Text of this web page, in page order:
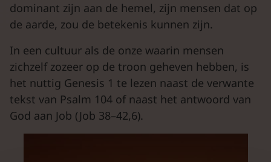
dominant zijn aan de hemel, zijn mensen dat op
de aarde, zou de betekenis kunnen zijn.
In een cultuur als de onze waarin mensen
zichzelf zozeer op de troon geheven hebben, is
het nuttig Genesis 1 te lezen naast de verwante
tekst van Psalm 104 of naast het antwoord van
God aan Job (Job 38–42,6).